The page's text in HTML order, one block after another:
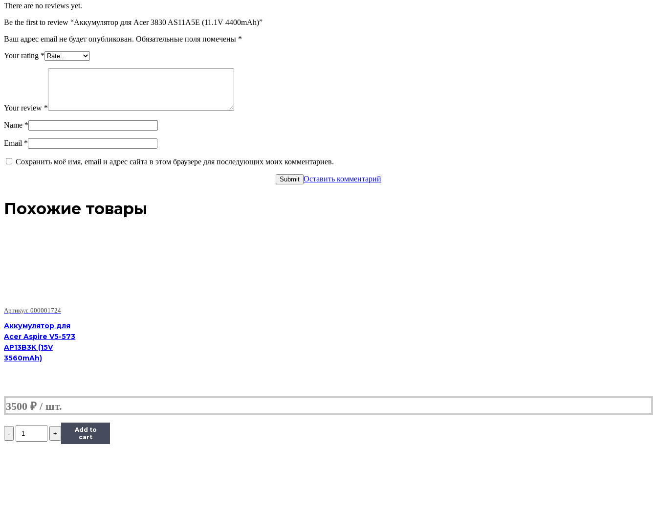
There are no reviews yet.
Be the first to review “Аккумулятор для Acer 3830 AS11A5E (11.1V 4400mAh)”
Ваш адрес email не будет опубликован. Обязательные поля помечены *
Your rating *
Your review *
Name *
Email *
Сохранить моё имя, email и адрес сайта в этом браузере для последующих моих комментариев.
Оставить комментарий
Похожие товары
Артикул: 000001724
Аккумулятор для
Acer Aspire V5-573
AP13B3K (15V
3560mAh)
3500 ₽
Количество
Аккумулятор
Add to
cart